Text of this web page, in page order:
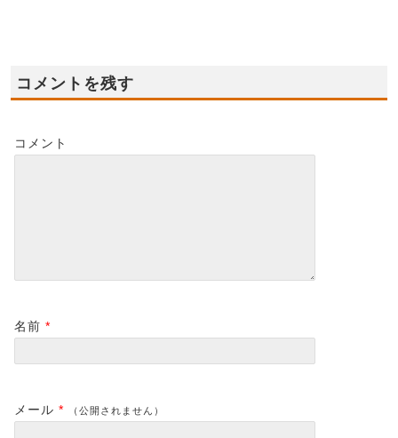
コメントを残す
コメント
名前 *
メール * （公開されません）